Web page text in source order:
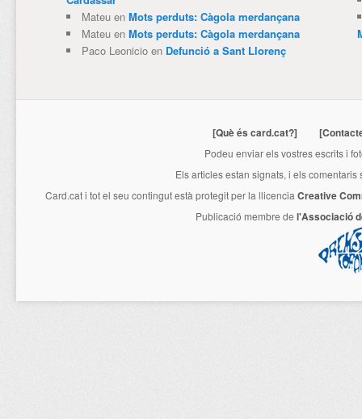
Mateuen Mots perduts: Càgola merdançana
Mateuen Mots perduts: Càgola merdançana
Paco Leonicioen Defunció a Sant Llorenç
[Què és card.cat?]
Podeu enviar els vostres escrits i
Els articles estan signats, i els
Card.cati tot el seu contingut està protegit per la llicencia Creative
Publicació membre de l'Associació